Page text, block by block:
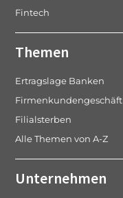
Fintech
Themen
Ertragslage Banken
Firmenkundengeschäft
Filialsterben
Alle Themen von A-Z
Unternehmen